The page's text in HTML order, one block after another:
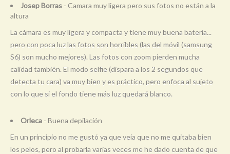
Josep Borras - Camara muy ligera pero sus fotos no están a la
altura
La cámara es muy ligera y compacta y tiene muy buena bateria...
pero con poca luz las fotos son horribles (las del móvil (samsung
S6) son mucho mejores). Las fotos con zoom pierden mucha
calidad también. El modo selfie (dispara a los 2 segundos que
detecta tu cara) va muy bien y es práctico, pero enfoca al sujeto
con lo que si el fondo tiene más luz quedará blanco.
Orleca - Buena depilación
En un principio no me gustó ya que veía que no me quitaba bien
los pelos, pero al probarla varias veces me he dado cuenta de que